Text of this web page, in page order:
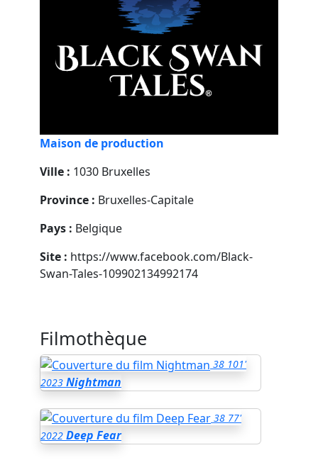
Maison de production
Ville : 1030 Bruxelles
Province : Bruxelles-Capitale
Pays : Belgique
Site : https://www.facebook.com/Black-
Swan-Tales-109902134992174
Filmothèque
38 101'
2023 Nightman
38 77'
2022 Deep Fear